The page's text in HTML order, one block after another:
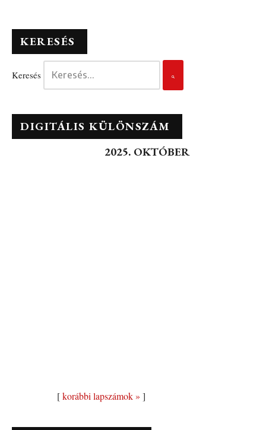
KERESÉS
Keresés
DIGITÁLIS KÜLÖNSZÁM
2025. OKTÓBER
[korábbi lapszámok » ]